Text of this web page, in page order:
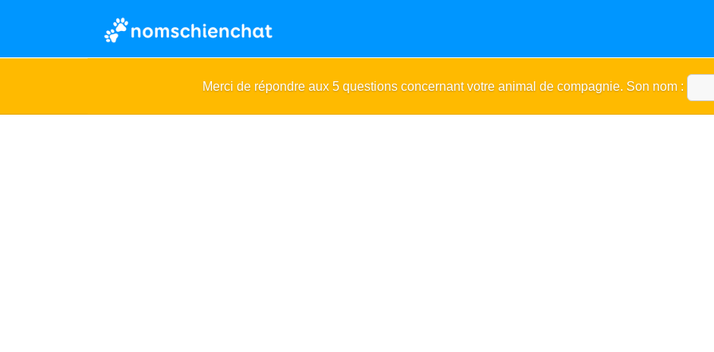
Merci de répondre aux 5 questions concernant votre animal de compagnie. Son nom :